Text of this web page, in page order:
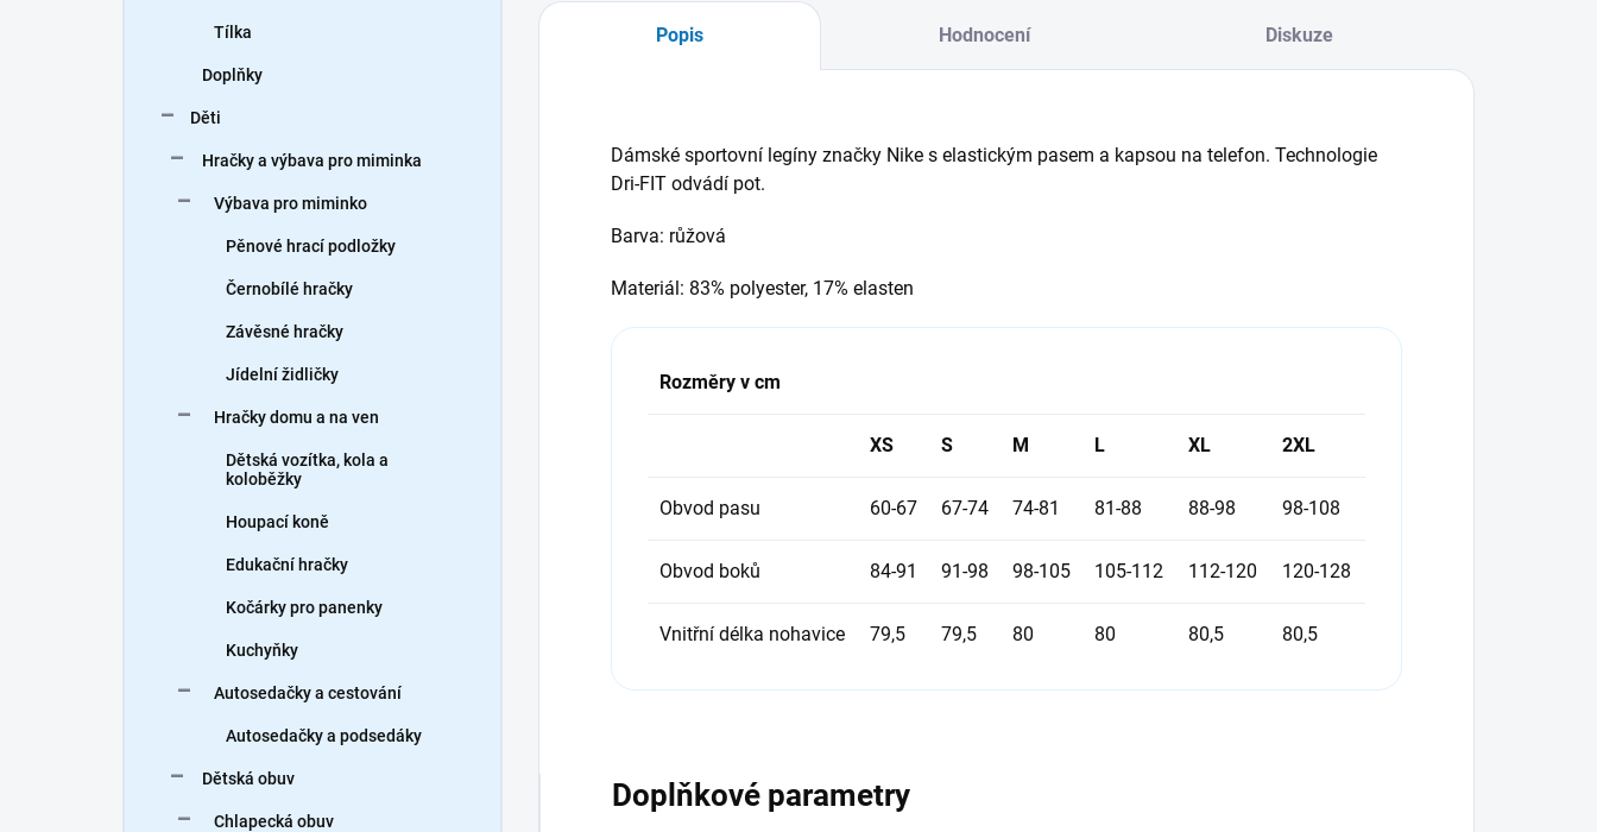
Tílka
Doplňky
Děti
Hračky a výbava pro miminka
Výbava pro miminko
Pěnové hrací podložky
Černobílé hračky
Závěsné hračky
Jídelní židličky
Hračky domu a na ven
Dětská vozítka, kola a
koloběžky
Houpací koně
Edukační hračky
Kočárky pro panenky
Kuchyňky
Autosedačky a cestování
Autosedačky a podsedáky
Dětská obuv
Chlapecká obuv
Popis Hodnocení Diskuze
Dámské sportovní legíny značky Nike s elastickým pasem a kapsou na telefon. Technologie
Dri-FIT odvádí pot.
Barva: růžová
Materiál: 83% polyester, 17% elasten
Rozměry v cm
XS S M L XL 2XL
Obvod pasu 60-67 67-74 74-81 81-88 88-98 98-108
Obvod boků 84-91 91-98 98-105 105-112 112-120 120-128
Vnitřní délka nohavice 79,5 79,5 80 80 80,5 80,5
Doplňkové parametry